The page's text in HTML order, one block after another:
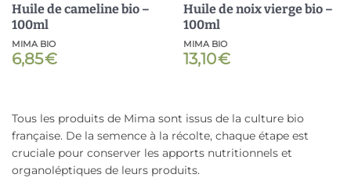
Huile de cameline bio –
100ml
MIMA BIO
6,85€
Huile de noix vierge bio –
100ml
MIMA BIO
13,10€
Tous les produits de Mima sont issus de la culture bio
française. De la semence à la récolte, chaque étape est
cruciale pour conserver les apports nutritionnels et
organoléptiques de leurs produits.